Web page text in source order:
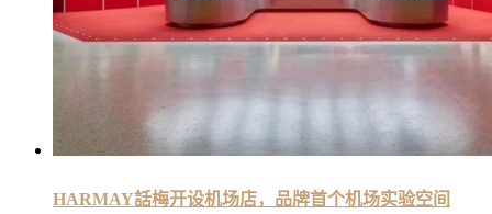
HARMAY話梅开设机场店，品牌首个机场实验空间